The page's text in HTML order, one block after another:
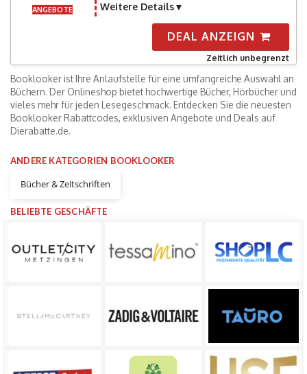
ANGEBOTE
Weitere Details
DEAL ANZEIGN
Zeitlich unbegrenzt
Booklooker ist Ihre Anlaufstelle für eine umfangreiche Auswahl an
Büchern. Der Onlineshop bietet hochwertige Bücher, Hörbücher und
vieles mehr für jeden Lesegeschmack. Entdecken Sie die neuesten
Booklooker Rabattcodes, exklusiven Angebote und Deals auf
Dierabatte.de.
ANDERE KATEGORIEN BOOKLOOKER
Bücher & Zeitschriften
BELIEBTE GESCHÄFTE